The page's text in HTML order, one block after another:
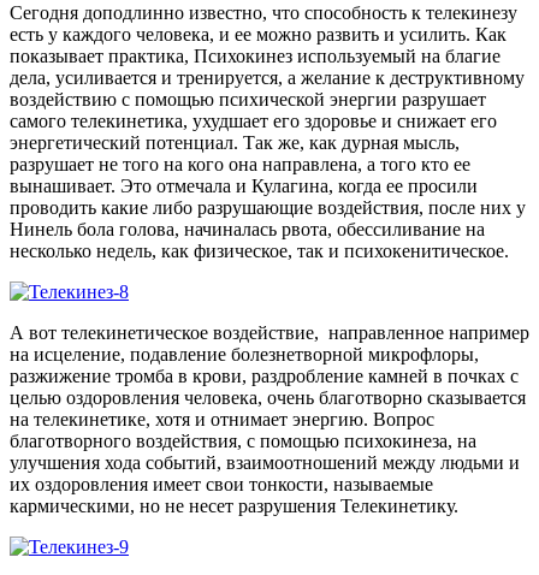
Сегодня доподлинно известно, что способность к телекинезу
есть у каждого человека, и ее можно развить и усилить. Как
показывает практика, Психокинез используемый на благие
дела, усиливается и тренируется, а желание к деструктивному
воздействию с помощью психической энергии разрушает
самого телекинетика, ухудшает его здоровье и снижает его
энергетический потенциал. Так же, как дурная мысль,
разрушает не того на кого она направлена, а того кто ее
вынашивает. Это отмечала и Кулагина, когда ее просили
проводить какие либо разрушающие воздействия, после них у
Нинель бола голова, начиналась рвота, обессиливание на
несколько недель, как физическое, так и психокенитическое.
А вот телекинетическое воздействие, направленное например
на исцеление, подавление болезнетворной микрофлоры,
разжижение тромба в крови, раздробление камней в почках с
целью оздоровления человека, очень благотворно сказывается
на телекинетике, хотя и отнимает энергию. Вопрос
благотворного воздействия, с помощью психокинеза, на
улучшения хода событий, взаимоотношений между людьми и
их оздоровления имеет свои тонкости, называемые
кармическими, но не несет разрушения Телекинетику.